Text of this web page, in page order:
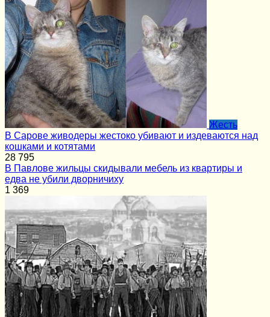
Жесть
В Сарове живодеры жестоко убивают и издеваются над
кошками и котятами
28 795
В Павлове жильцы скидывали мебель из квартиры и
едва не убили дворничиху
1 369